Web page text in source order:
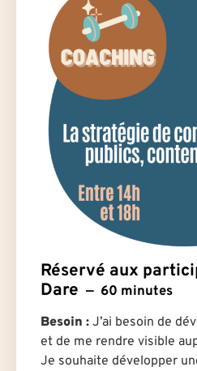
Réservé aux
Dare
60 minutes
Besoin : J’ai besoin de
et de me rendre visible
Je souhaite développer